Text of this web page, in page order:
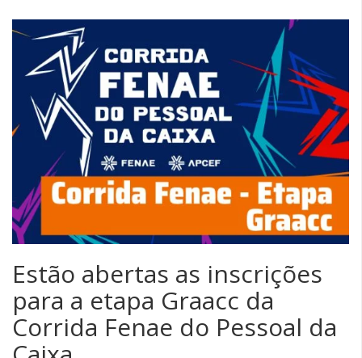
Estão abertas as inscrições
para a etapa Graacc da
Corrida Fenae do Pessoal da